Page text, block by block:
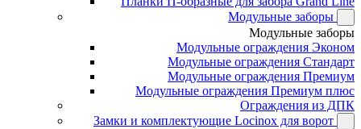
Модульные заборы
Модульные заборы
Модульные ограждения Эконом
Модульные ограждения Стандарт
Модульные ограждения Премиум
Модульные ограждения Премиум плюс
Ограждения из ДПК
Замки и комплектующие Locinox для ворот